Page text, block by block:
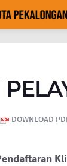
DOWNLOAD